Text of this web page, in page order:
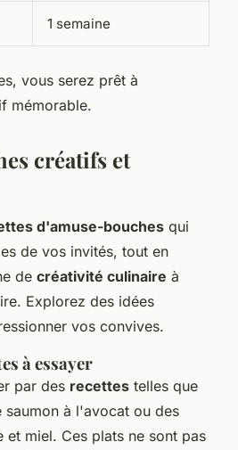
1 semaine
vous serez prêt à
mémorable.
créatifs et
d'amuse-bouches qui
de vos invités, tout en
de créativité culinaire à
Explorez des idées
vos convives.
à essayer
par des recettes telles que
saumon à l'avocat ou des
et miel. Ces plats ne sont pas